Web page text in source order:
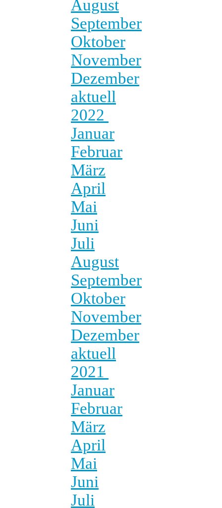
August
September
Oktober
November
Dezember
aktuell
2022
Januar
Februar
März
April
Mai
Juni
Juli
August
September
Oktober
November
Dezember
aktuell
2021
Januar
Februar
März
April
Mai
Juni
Juli